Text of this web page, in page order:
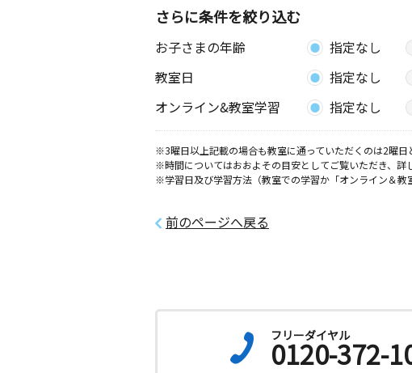
さらに条件を絞り込む
お子さまの年齢 指定なし
教室日
指定なし
オンライン&教室学習
指定なし
※3曜日以上記載の場合も教室に通っていただくのは2曜日
※時間についてはおおよその目安としてご覧いただき、詳
※学習日及び学習方法（教室での学習か「オンライン＆教
前のページへ戻る
フリーダイヤル
0120-372-